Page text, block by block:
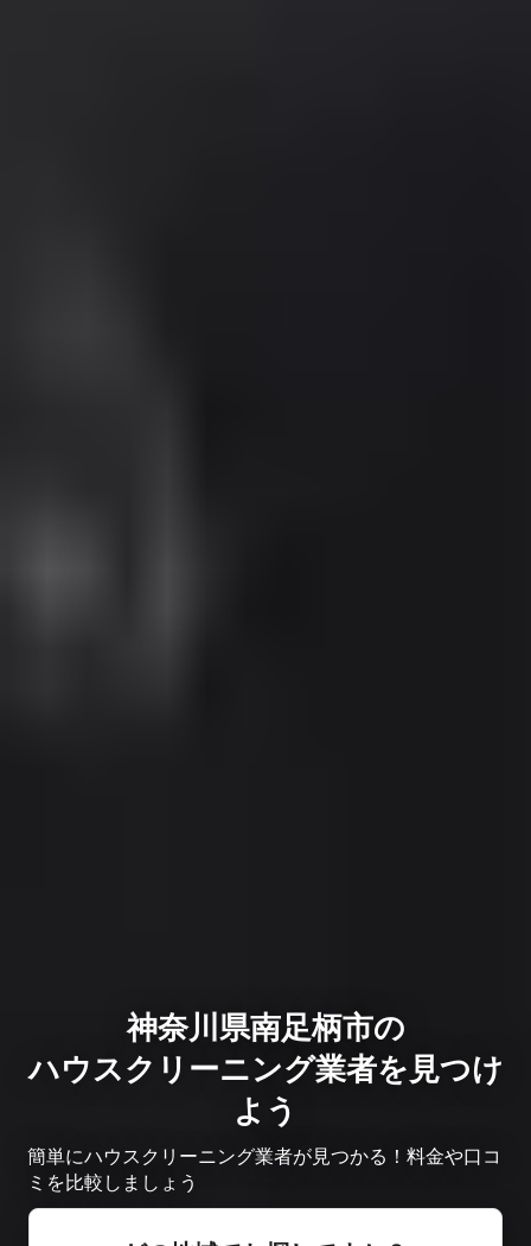
神奈川県南足柄市の
ハウスクリーニング業者を見つけ
よう
簡単にハウスクリーニング業者が見つかる！料金や口コ
ミを比較しましょう